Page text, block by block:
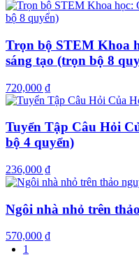
Trọn bộ STEM Khoa
sáng tạo (trọn bộ 8
720,000 ₫
Tuyển Tập Câu Hỏi
bộ 4 quyển)
236,000 ₫
Ngôi nhà nhỏ trên
570,000 ₫
1